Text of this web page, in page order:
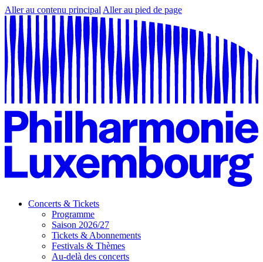
Aller au contenu principal Aller au pied de page
Concerts & Tickets
Programme
Saison 2026/27
Tickets & Abonnements
Festivals & Thèmes
Au-delà des concerts